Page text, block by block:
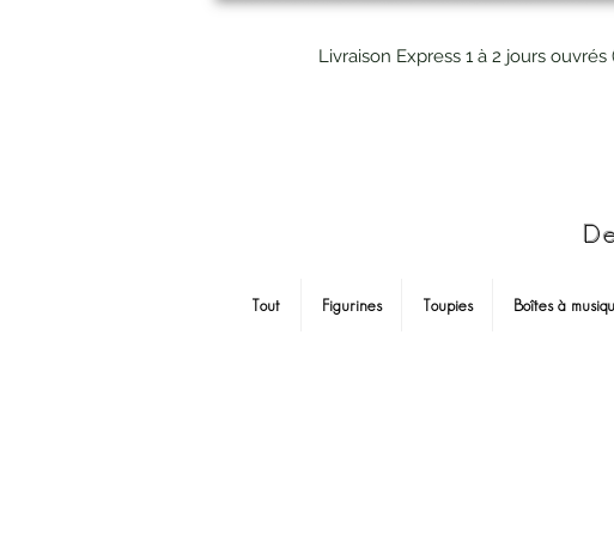
Livraison Express 1 à 2 jours
Tout Figurines Toupies Boîtes à